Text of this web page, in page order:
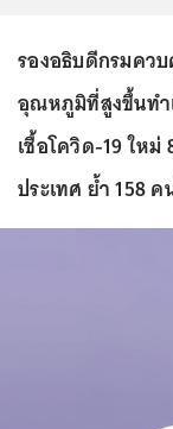
รองอธิบดีกรมคว
อุณหภูมิที่สูงขึ้นทำ
เชื้อโควิด-19 ให
ประเทศ ย้ำ 158